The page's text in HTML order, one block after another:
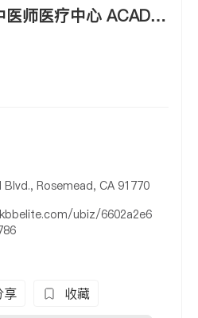
医师医疗中心 ACADE
Blvd., Rosemead, CA 91770
ubiz/6602a2e6
享 收藏